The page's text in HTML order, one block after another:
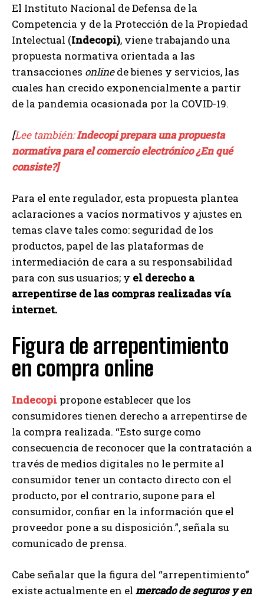
El Instituto Nacional de Defensa de la
Competencia y de la Protección de la Propiedad
Intelectual (Indecopi), viene trabajando una
propuesta normativa orientada a las
transacciones onlinede bienes y servicios, las
cuales han crecido exponencialmente a partir
de la pandemia ocasionada por la COVID-19.
[Lee también:Indecopi prepara una propuesta
normativa para el comercio electrónico ¿En qué
consiste?]
Para el ente regulador, esta propuesta plantea
aclaraciones a vacíos normativos y ajustes en
temas clave tales como: seguridad de los
productos, papel de las plataformas de
intermediación de cara a su responsabilidad
para con sus usuarios; y el derecho a
arrepentirse de las compras realizadas vía
internet.
Figura de arrepentimiento
en compra online
Indecopi propone establecer que los
consumidores tienen derecho a arrepentirse de
la compra realizada. “Esto surge como
consecuencia de reconocer que la contratación a
través de medios digitales no le permite al
consumidor tener un contacto directo con el
producto, por el contrario, supone para el
consumidor, confiar en la información que el
proveedor pone a su disposición.”, señala su
comunicado de prensa.
Cabe señalar que la figura del “arrepentimiento”
existe actualmente en el mercado de seguros y en